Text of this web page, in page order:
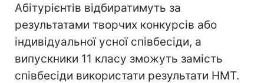
Абітурієнтів відбиратимуть за
результатами творчих конкурсів або
індивідуальної усної співбесіди, а
випускники 11 класу зможуть замість
співбесіди використати результати НМТ.